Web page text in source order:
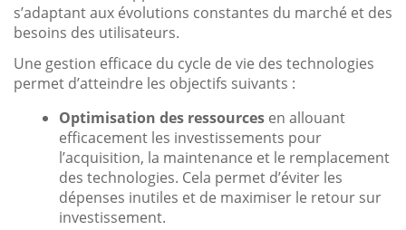
s’adaptant aux évolutions constantes du marché et des
besoins des utilisateurs.
Une gestion efficace du cycle de vie des technologies
permet d’atteindre les objectifs suivants :
Optimisation des ressources en allouant
efficacement les investissements pour
l’acquisition, la maintenance et le remplacement
des technologies. Cela permet d’éviter les
dépenses inutiles et de maximiser le retour sur
investissement.